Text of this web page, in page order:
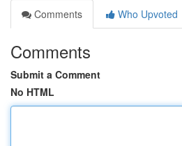
Comments
Who Upvoted
Comments
Submit a Comment
No HTML